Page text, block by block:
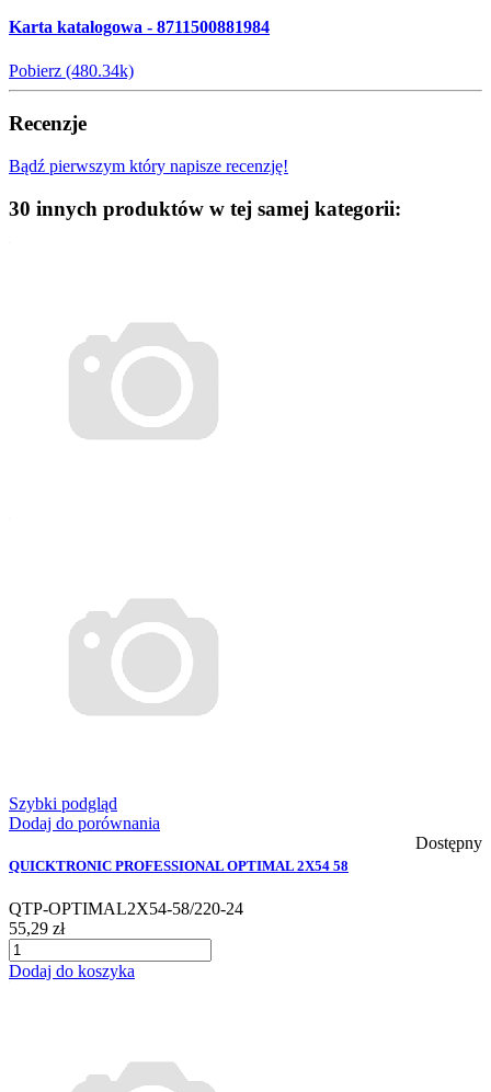
Karta katalogowa - 8711500881984
Pobierz (480.34k)
Recenzje
Bądź pierwszym który napisze recenzję!
30 innych produktów w tej samej kategorii:
Szybki podgląd
Dodaj do porównania
Dostępny
QUICKTRONIC PROFESSIONAL OPTIMAL 2X54 58
QTP-OPTIMAL2X54-58/220-24
55,29 zł
Dodaj do koszyka